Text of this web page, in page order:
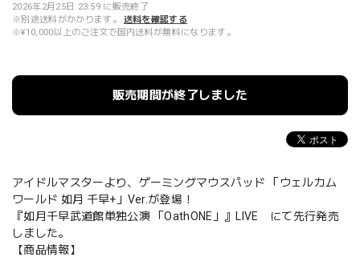
2026年2月25日 23:59 に販売終了
※別途送料がかかります。
送料を確認する
※¥10,000以上のご注文で国内送料が無料になります。
販売期間が終了しました
アイドルマスターより、ゲーミングマウスパッド 「ウェルカム
ワールド 如月 千早+」Ver.が登場！
『如月千早武道館単独公演 「OathONE」』LIVE にて先行発売
しました。
【商品情報】